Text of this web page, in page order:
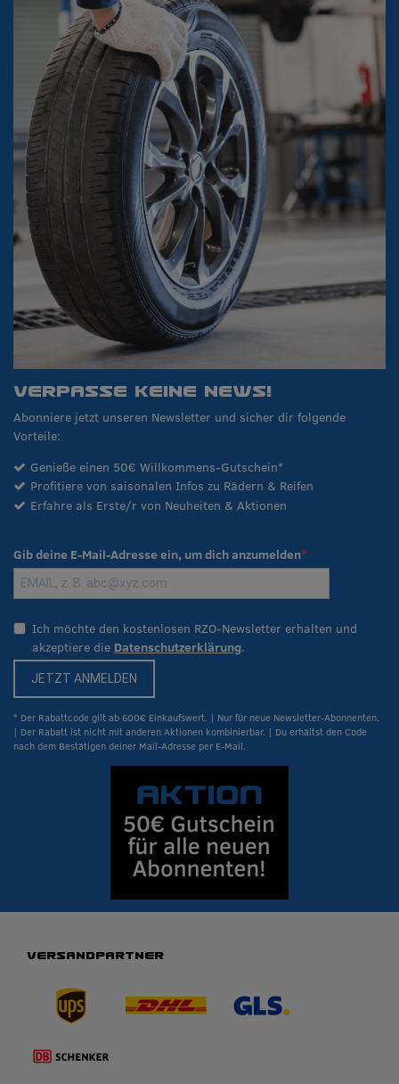
VERPASSE KEINE NEWS!
Abonniere jetzt unseren Newsletter und sicher dir folgende
Vorteile:
Genieße einen 50€ Willkommens-Gutschein*
Profitiere von saisonalen Infos zu Rädern & Reifen
Erfahre als Erste/r von Neuheiten & Aktionen
Gib deine E-Mail-Adresse ein, um dich anzumelden
Ich möchte den kostenlosen RZO-Newsletter erhalten und
akzeptiere die Datenschutzerklärung.
JETZT ANMELDEN
* Der Rabattcode gilt ab 600€ Einkaufswert. | Nur für neue Newsletter-Abonnenten.
| Der Rabatt ist nicht mit anderen Aktionen kombinierbar. | Du erhältst den Code
nach dem Bestätigen deiner Mail-Adresse per E-Mail.
VERSANDPARTNER